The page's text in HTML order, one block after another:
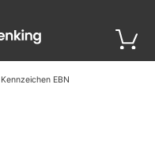
Kennzeichen EBN